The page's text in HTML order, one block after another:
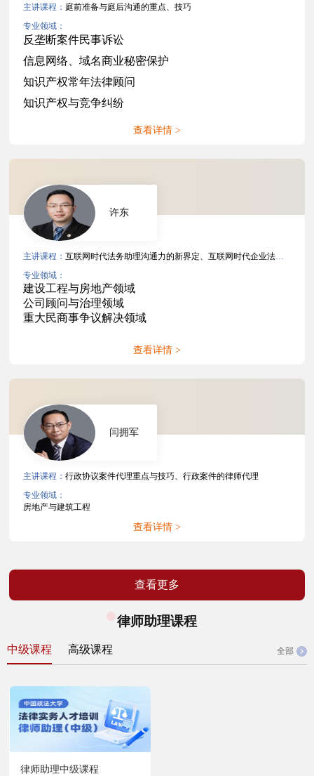
主讲课程： 庭前准备与庭后沟通的重点、技巧
专业领域：
反垄断案件民事诉讼
信息网络、域名商业秘密保护
知识产权常年法律顾问
知识产权与竞争纠纷
查看详情 >
主讲课程：互联网时代法务助理沟通力的新界定、互联网时代企业法务沟通力
专业领域：
建设工程与房地产领域
公司顾问与治理领域
重大民商事争议解决领域
查看详情 >
许东
主讲课程：行政协议案件代理重点与技巧、行政案件的律师代理
专业领域：
房地产与建筑工程
查看详情 >
闫拥军
查看更多
律师助理课程
中级课程 高级课程 全部
律师助理中级课程